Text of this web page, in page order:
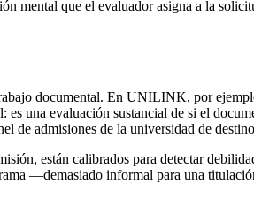
mental que el evaluador asigna a la
documental. En UNILINK, por
es una evaluación sustancial de si el
de admisiones de la universidad de
están calibrados para detectar
—demasiado informal para una